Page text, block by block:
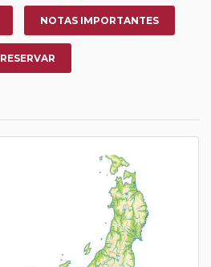
NOTAS IMPORTANTES
RESERVAR